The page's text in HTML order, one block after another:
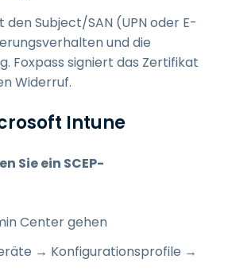
Subject/SAN (UPN oder E-
und die
Foxpass signiert das Zertifikat
Widerruf.
Intune
Sie ein SCEP-
Center gehen
→ Konfigurationsprofile →